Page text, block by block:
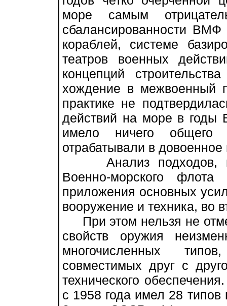
море самым
сбалансированности
кораблей, системе
театров военных
концепций
хождение в межвоенный
практике не
действий на море в годы
имело ничего
отрабатывали в
Анализ подходов,
Военно-морского
приложения основных
вооружение и техника, во
При этом нельзя не
свойств оружия
многочисленных
совместимых друг с
технического
с 1958 года имел 28